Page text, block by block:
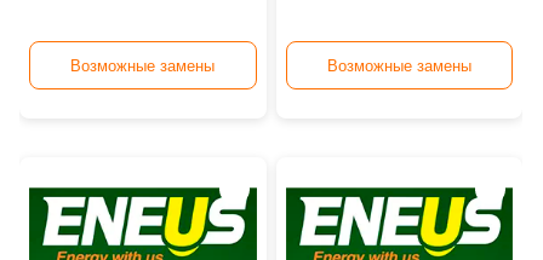
Возможные замены Возможные замены